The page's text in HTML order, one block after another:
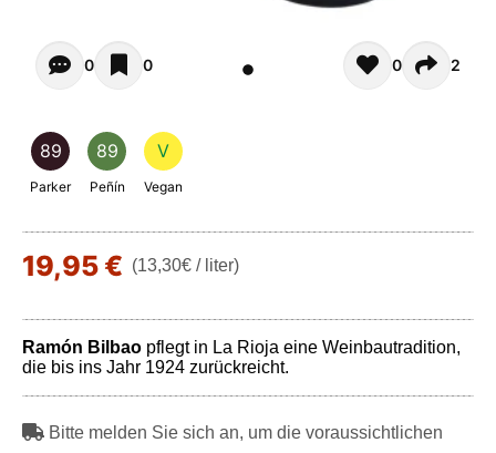
Opiniones - Zur Zeit gibt noch keinen Kommentar.
0 0 0 2
89
Parker
89
Peñín
V
Vegan
19,95 € (13,30€ / liter)
Ramón Bilbao pflegt in La Rioja eine Weinbautradition,
die bis ins Jahr 1924 zurückreicht.
Bitte melden Sie sich an, um die voraussichtlichen